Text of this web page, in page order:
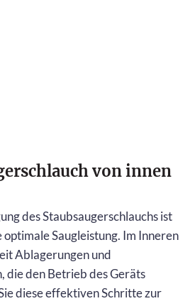
von innen
des Staubsaugerschlauchs ist
Saugleistung. Im Inneren
Ablagerungen und
die den Betrieb des Geräts
diese effektiven Schritte zur